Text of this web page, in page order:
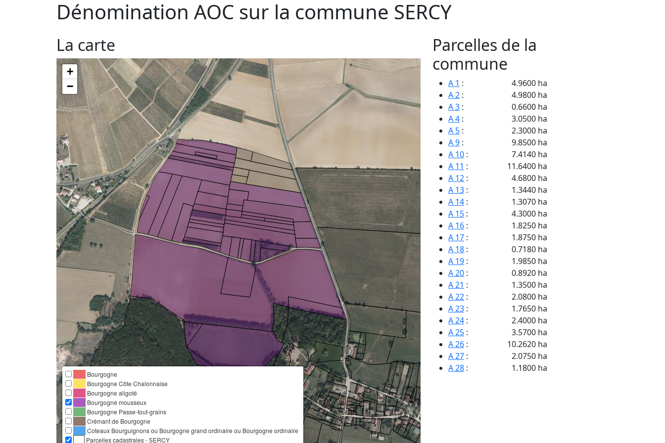
Dénomination AOC sur la commune SERCY
La carte
+
−
Bourgogne
Bourgogne Côte Chalonnaise
Bourgogne aligoté
Bourgogne mousseux
Bourgogne Passe-tout-grains
Crémant de Bourgogne
Coteaux Bourguignons ou Bourgogne grand ordinaire ou Bourgogne ordinaire
Parcelles cadastrales - SERCY
Parcelles de la
commune
A 1 :
4.9600 ha
A 2 :
4.9800 ha
A 3 :
0.6600 ha
A 4 :
3.0500 ha
A 5 :
2.3000 ha
A 9 :
9.8500 ha
A 10 :
7.4140 ha
A 11 :
11.6400 ha
A 12 :
4.6800 ha
A 13 :
1.3440 ha
A 14 :
1.3070 ha
A 15 :
4.3000 ha
A 16 :
1.8250 ha
A 17 :
1.8750 ha
A 18 :
0.7180 ha
A 19 :
1.9850 ha
A 20 :
0.8920 ha
A 21 :
1.3500 ha
A 22 :
2.0800 ha
A 23 :
1.7650 ha
A 24 :
2.4000 ha
A 25 :
3.5700 ha
A 26 :
10.2620 ha
A 27 :
2.0750 ha
A 28 :
1.1800 ha